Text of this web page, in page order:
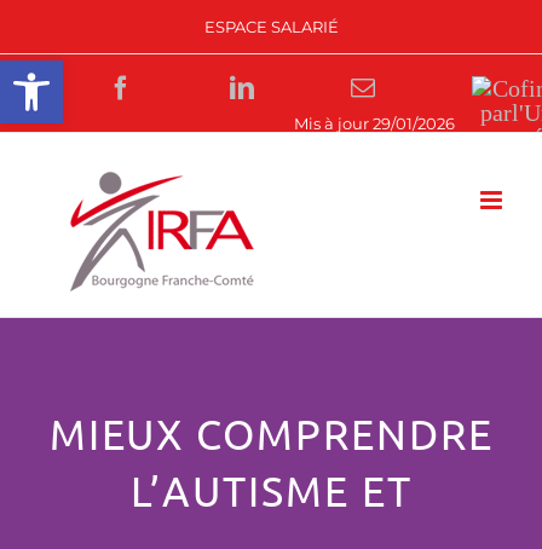
Ouvrir la barre d’outils
contenu
ESPACE SALARIÉ
Rejoignez-
nous
Facebook LinkedIn
Email
MIEUX COMPRENDRE
L’AUTISME ET